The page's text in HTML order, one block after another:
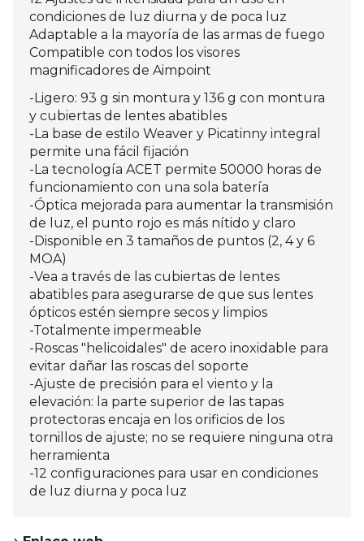
condiciones de luz diurna y de poca luz
Adaptable a la mayoría de las armas de fuego
Compatible con todos los visores
magnificadores de Aimpoint
-Ligero: 93 g sin montura y 136 g con montura
y cubiertas de lentes abatibles
-La base de estilo Weaver y Picatinny integral
permite una fácil fijación
-La tecnología ACET permite 50000 horas de
funcionamiento con una sola batería
-Óptica mejorada para aumentar la transmisión
de luz, el punto rojo es más nítido y claro
-Disponible en 3 tamaños de puntos (2, 4 y 6
MOA)
-Vea a través de las cubiertas de lentes
abatibles para asegurarse de que sus lentes
ópticos estén siempre secos y limpios
-Totalmente impermeable
-Roscas "helicoidales" de acero inoxidable para
evitar dañar las roscas del soporte
-Ajuste de precisión para el viento y la
elevación: la parte superior de las tapas
protectoras encaja en los orificios de los
tornillos de ajuste; no se requiere ninguna otra
herramienta
-12 configuraciones para usar en condiciones
de luz diurna y poca luz